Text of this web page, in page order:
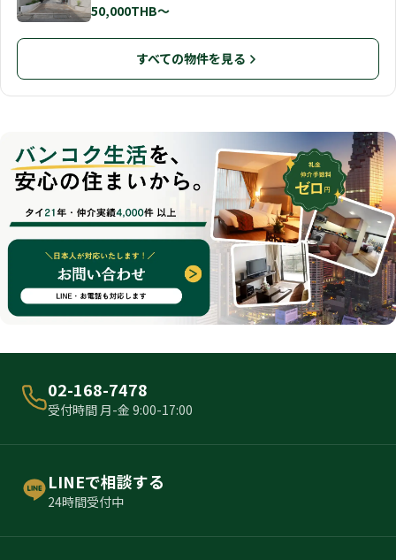
50,000THB〜
すべての物件を見る
02-168-7478
受付時間 月-金 9:00-17:00
LINEで相談する
24時間受付中